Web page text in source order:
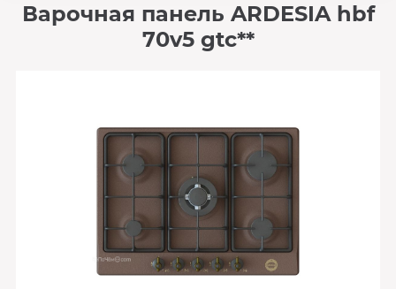
Варочная панель ARDESIA hbf
70v5 gtc**